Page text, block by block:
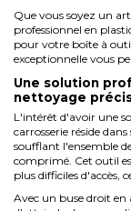
Que vous soyez un
professionnel en
pour votre boîte à
exceptionnelle vous
Une solution
nettoyage
L'intérêt d'avoir une
carrosserie réside
soufflant l'ensemble
comprimé. Cet outil
plus difficiles d'accès,
Avec un buse droit